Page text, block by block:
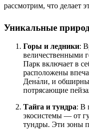
рассмотрим, что делает
Уникальные
Горы и ледники:
величественными
Парк включает в
расположены
Дена́ли, и
потрясающие
Тайга и тундра: В
экосистемы — от
тундры. Эти зоны